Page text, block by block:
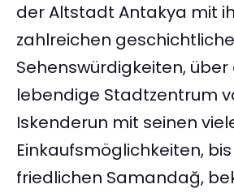
der Altstadt Antakya mit
zahlreichen
Sehenswürdigkeiten, über
lebendige Stadtzentrum
Iskenderun mit seinen
Einkaufsmöglichkeiten,
friedlichen Samandağ,